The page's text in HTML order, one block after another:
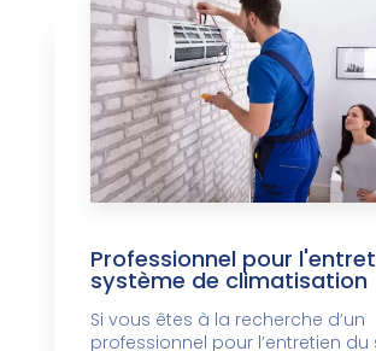
Professionnel pour
système de climatisation
Si vous êtes à la recherche d’un
professionnel pour l’entretien